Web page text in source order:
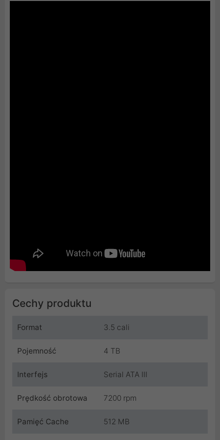
Cechy produktu
Format 3.5 cali
Pojemność 4 TB
Interfejs Serial ATA III
Prędkość obrotowa 7200 rpm
Pamięć Cache 512 MB